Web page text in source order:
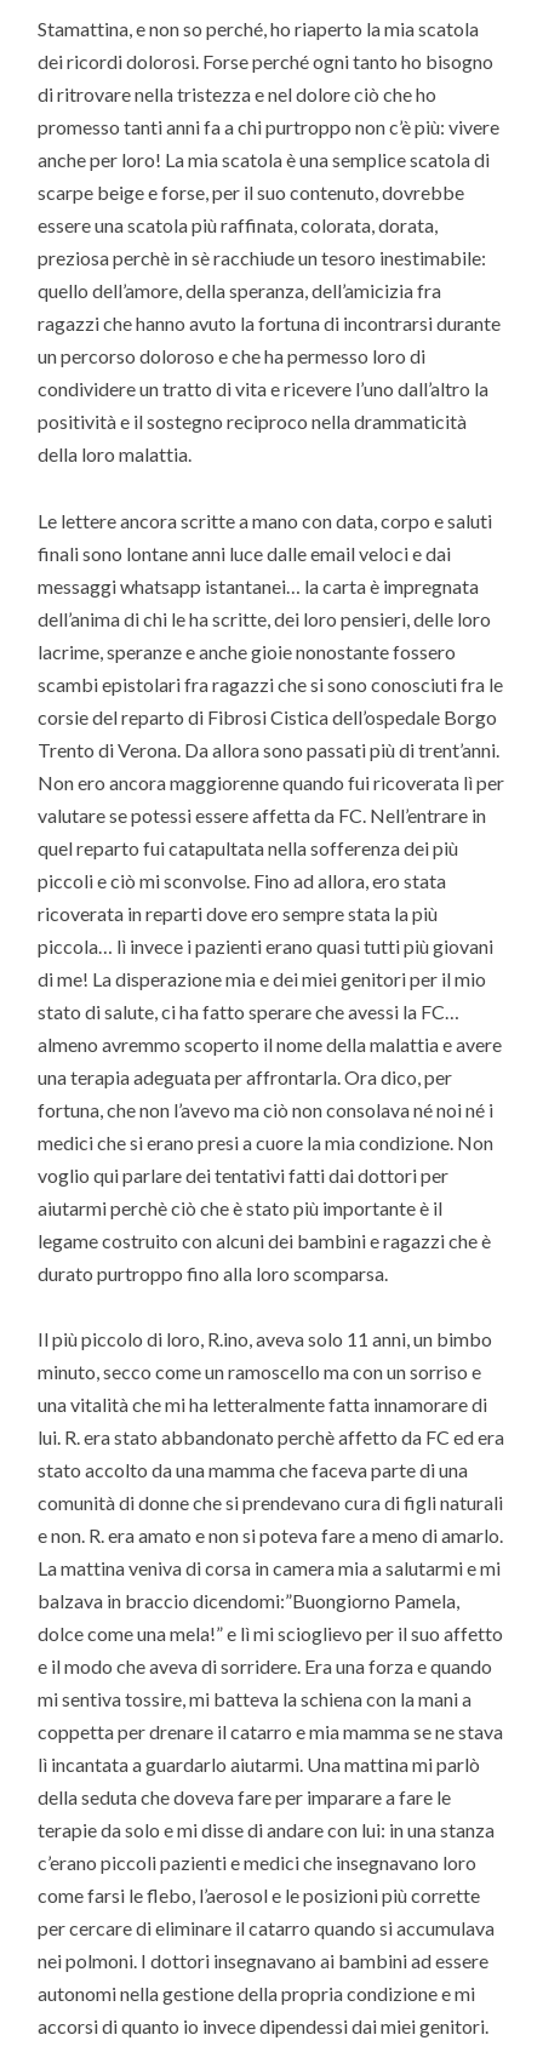
Stamattina, e non so perché, ho riaperto la mia scatola
dei ricordi dolorosi. Forse perché ogni tanto ho bisogno
di ritrovare nella tristezza e nel dolore ciò che ho
promesso tanti anni fa a chi purtroppo non c’è più: vivere
anche per loro! La mia scatola è una semplice scatola di
scarpe beige e forse, per il suo contenuto, dovrebbe
essere una scatola più raffinata, colorata, dorata,
preziosa perchè in sè racchiude un tesoro inestimabile:
quello dell’amore, della speranza, dell’amicizia fra
ragazzi che hanno avuto la fortuna di incontrarsi durante
un percorso doloroso e che ha permesso loro di
condividere un tratto di vita e ricevere l’uno dall’altro la
positività e il sostegno reciproco nella drammaticità
della loro malattia.
Le lettere ancora scritte a mano con data, corpo e saluti
finali sono lontane anni luce dalle email veloci e dai
messaggi whatsapp istantanei… la carta è impregnata
dell’anima di chi le ha scritte, dei loro pensieri, delle loro
lacrime, speranze e anche gioie nonostante fossero
scambi epistolari fra ragazzi che si sono conosciuti fra le
corsie del reparto di Fibrosi Cistica dell’ospedale Borgo
Trento di Verona. Da allora sono passati più di trent’anni.
Non ero ancora maggiorenne quando fui ricoverata lì per
valutare se potessi essere affetta da FC. Nell’entrare in
quel reparto fui catapultata nella sofferenza dei più
piccoli e ciò mi sconvolse. Fino ad allora, ero stata
ricoverata in reparti dove ero sempre stata la più
piccola… lì invece i pazienti erano quasi tutti più giovani
di me! La disperazione mia e dei miei genitori per il mio
stato di salute, ci ha fatto sperare che avessi la FC…
almeno avremmo scoperto il nome della malattia e avere
una terapia adeguata per affrontarla. Ora dico, per
fortuna, che non l’avevo ma ciò non consolava né noi né i
medici che si erano presi a cuore la mia condizione. Non
voglio qui parlare dei tentativi fatti dai dottori per
aiutarmi perchè ciò che è stato più importante è il
legame costruito con alcuni dei bambini e ragazzi che è
durato purtroppo fino alla loro scomparsa.
Il più piccolo di loro, R.ino, aveva solo 11 anni, un bimbo
minuto, secco come un ramoscello ma con un sorriso e
una vitalità che mi ha letteralmente fatta innamorare di
lui. R. era stato abbandonato perchè affetto da FC ed era
stato accolto da una mamma che faceva parte di una
comunità di donne che si prendevano cura di figli naturali
e non. R. era amato e non si poteva fare a meno di amarlo.
La mattina veniva di corsa in camera mia a salutarmi e mi
balzava in braccio dicendomi:”Buongiorno Pamela,
dolce come una mela!” e lì mi scioglievo per il suo affetto
e il modo che aveva di sorridere. Era una forza e quando
mi sentiva tossire, mi batteva la schiena con la mani a
coppetta per drenare il catarro e mia mamma se ne stava
lì incantata a guardarlo aiutarmi. Una mattina mi parlò
della seduta che doveva fare per imparare a fare le
terapie da solo e mi disse di andare con lui: in una stanza
c’erano piccoli pazienti e medici che insegnavano loro
come farsi le flebo, l’aerosol e le posizioni più corrette
per cercare di eliminare il catarro quando si accumulava
nei polmoni. I dottori insegnavano ai bambini ad essere
autonomi nella gestione della propria condizione e mi
accorsi di quanto io invece dipendessi dai miei genitori.